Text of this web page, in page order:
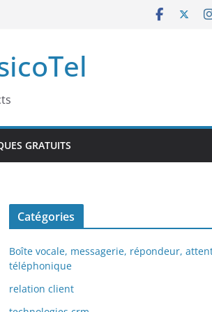
GRATUITS
Catégories
Boîte vocale, messagerie, répondeur,
téléphonique
relation client